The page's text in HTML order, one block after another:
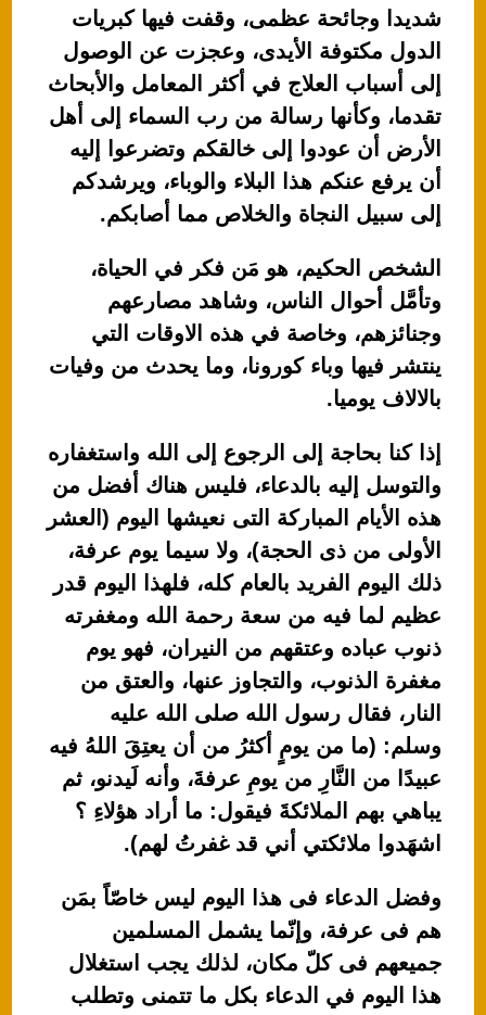
شديدا وجائحة عظمى، وقفت فيها كبريات
الدول مكتوفة الأيدى، وعجزت عن الوصول
إلى أسباب العلاج في أكثر المعامل والأبحاث
تقدما، وكأنها رسالة من رب السماء إلى أهل
الأرض أن عودوا إلى خالقكم وتضرعوا إليه
أن يرفع عنكم هذا البلاء والوباء، ويرشدكم
إلى سبيل النجاة والخلاص مما أصابكم.
الشخص الحكيم، هو مَن فكر في الحياة،
وتأمَّل أحوال الناس، وشاهد مصارعهم
وجنائزهم، وخاصة في هذه الاوقات التي
ينتشر فيها وباء كورونا، وما يحدث من وفيات
بالالاف يوميا.
إذا كنا بحاجة إلى الرجوع إلى الله واستغفاره
والتوسل إليه بالدعاء، فليس هناك أفضل من
هذه الأيام المباركة التى نعيشها اليوم (العشر
الأولى من ذى الحجة)، ولا سيما يوم عرفة،
ذلك اليوم الفريد بالعام كله، فلهذا اليوم قدر
عظيم لما فيه من سعة رحمة الله ومغفرته
ذنوب عباده وعتقهم من النيران، فهو يوم
مغفرة الذنوب، والتجاوز عنها، والعتق من
النار، فقال رسول الله صلى الله عليه
وسلم: (ما من يومٍ أكثرُ من أن يعتِقَ اللهُ فيه
عبيدًا من النَّارِ من يومِ عرفةَ، وأنه لَيدنو، ثم
يباهي بهم الملائكةَ فيقول: ما أراد هؤلاءِ ؟
اشهَدوا ملائكتي أني قد غفرتُ لهم).
وفضل الدعاء فى هذا اليوم ليس خاصّاً بمَن
هم فى عرفة، وإنّما يشمل المسلمين
جميعهم فى كلّ مكان، لذلك يجب استغلال
هذا اليوم في الدعاء بكل ما تتمنى وتطلب